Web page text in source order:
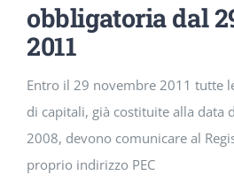
obbligatoria dal
2011
Entro il 29 novembre 2011 tutte
di capitali, già costituite alla data
2008, devono comunicare al
proprio indirizzo PEC